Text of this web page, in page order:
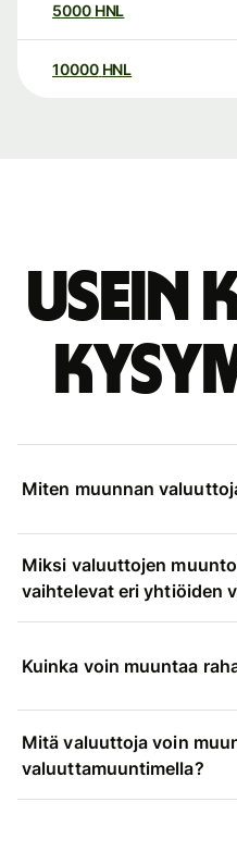
5000 HNL
10000 HNL
Usein
Miten muunnan
Miksi valuuttojen
vaihtelevat eri yhtiöiden
Kuinka voin muuntaa
Mitä valuuttoja voin
valuuttamuuntimella?